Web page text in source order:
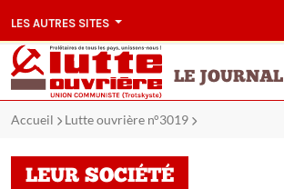
LES AUTRES SITES
LE JOURNAL
Accueil Lutte ouvrière n°3019
LEUR SOCIÉTÉ